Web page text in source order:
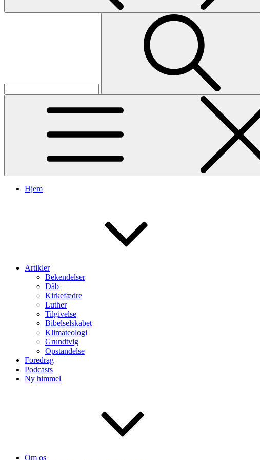
Search
Hjem
Artikler
Bekendelser
Dåb
Kirkefædre
Luther
Tilgivelse
Bibelselskabet
Klimateologi
Grundtvig
Opstandelse
Foredrag
Podcasts
Ny himmel
Om os